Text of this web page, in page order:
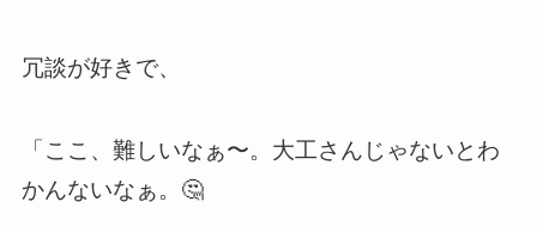
冗談が好きで、
「ここ、難しいなぁ〜。大工さんじゃないとわ
かんないなぁ。🤔